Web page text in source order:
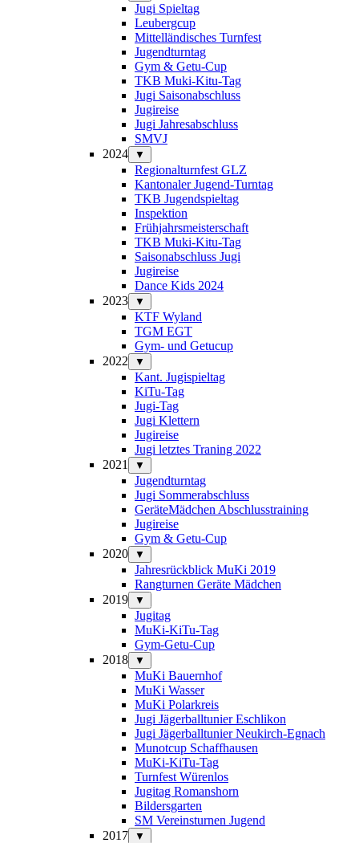
Jugi Spieltag
Leubergcup
Mittelländisches Turnfest
Jugendturntag
Gym & Getu-Cup
TKB Muki-Kitu-Tag
Jugi Saisonabschluss
Jugireise
Jugi Jahresabschluss
SMVJ
2024
▼
Regionalturnfest GLZ
Kantonaler Jugend-Turntag
TKB Jugendspieltag
Inspektion
Frühjahrsmeisterschaft
TKB Muki-Kitu-Tag
Saisonabschluss Jugi
Jugireise
Dance Kids 2024
2023
▼
KTF Wyland
TGM EGT
Gym- und Getucup
2022
▼
Kant. Jugispieltag
KiTu-Tag
Jugi-Tag
Jugi Klettern
Jugireise
Jugi letztes Traning 2022
2021
▼
Jugendturntag
Jugi Sommerabschluss
GeräteMädchen Abschlusstraining
Jugireise
Gym & Getu-Cup
2020
▼
Jahresrückblick MuKi 2019
Rangturnen Geräte Mädchen
2019
▼
Jugitag
MuKi-KiTu-Tag
Gym-Getu-Cup
2018
▼
MuKi Bauernhof
MuKi Wasser
MuKi Polarkreis
Jugi Jägerballtunier Eschlikon
Jugi Jägerballtunier Neukirch-Egnach
Munotcup Schaffhausen
MuKi-KiTu-Tag
Turnfest Würenlos
Jugitag Romanshorn
Bildersgarten
SM Vereinsturnen Jugend
2017
▼